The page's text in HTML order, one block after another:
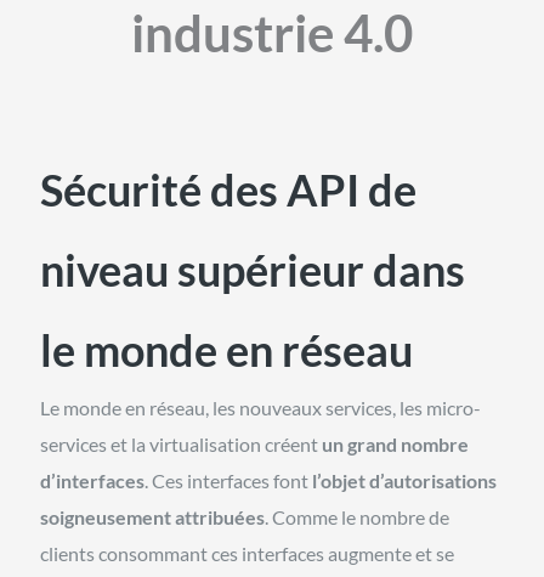
industrie 4.0
Sécurité des API de
niveau supérieur dans
le monde en réseau
Le monde en réseau, les nouveaux services, les micro-
services et la virtualisation créent un grand nombre
d’interfaces. Ces interfaces font l’objet d’autorisations
soigneusement attribuées. Comme le nombre de
clients consommant ces interfaces augmente et se